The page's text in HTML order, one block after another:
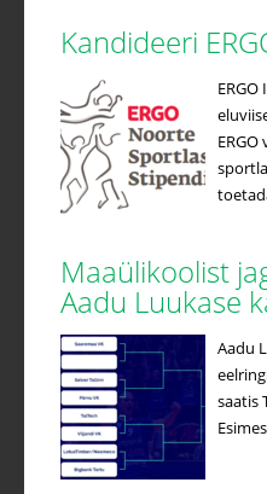
Kandideeri
Maaülikoolist
Aadu Luukase
Aadu
saatis